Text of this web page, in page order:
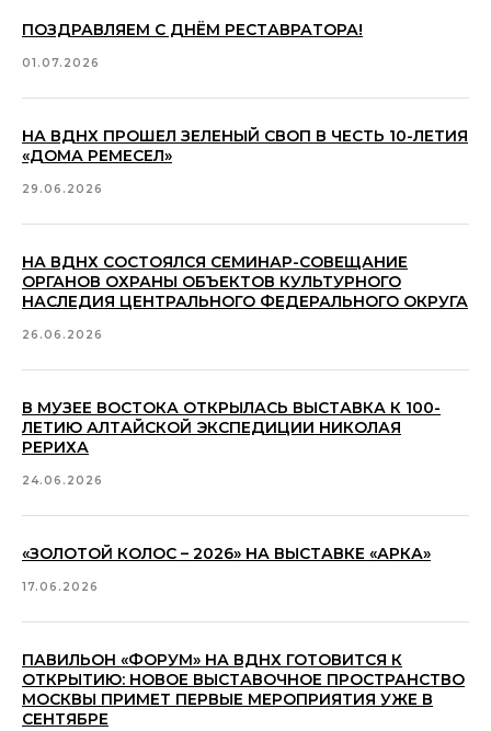
ПОЗДРАВЛЯЕМ С ДНЁМ РЕСТАВРАТОРА!
01.07.2026
НА ВДНХ ПРОШЕЛ ЗЕЛЕНЫЙ СВОП В ЧЕСТЬ 10-ЛЕТИЯ
«ДОМА РЕМЕСЕЛ»
29.06.2026
НА ВДНХ СОСТОЯЛСЯ СЕМИНАР-СОВЕЩАНИЕ
ОРГАНОВ ОХРАНЫ ОБЪЕКТОВ КУЛЬТУРНОГО
НАСЛЕДИЯ ЦЕНТРАЛЬНОГО ФЕДЕРАЛЬНОГО ОКРУГА
26.06.2026
В МУЗЕЕ ВОСТОКА ОТКРЫЛАСЬ ВЫСТАВКА К 100-
ЛЕТИЮ АЛТАЙСКОЙ ЭКСПЕДИЦИИ НИКОЛАЯ
РЕРИХА
24.06.2026
«ЗОЛОТОЙ КОЛОС – 2026» НА ВЫСТАВКЕ «АРКА»
17.06.2026
ПАВИЛЬОН «ФОРУМ» НА ВДНХ ГОТОВИТСЯ К
ОТКРЫТИЮ: НОВОЕ ВЫСТАВОЧНОЕ ПРОСТРАНСТВО
МОСКВЫ ПРИМЕТ ПЕРВЫЕ МЕРОПРИЯТИЯ УЖЕ В
СЕНТЯБРЕ